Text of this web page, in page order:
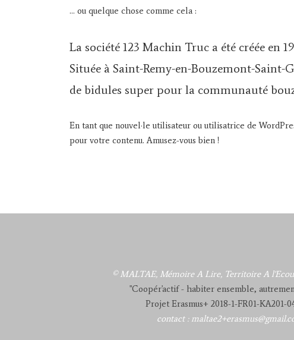
… ou quelque chose comme cela :
La société 123 Machin Truc a été créée en
Située à Saint-Remy-en-Bouzemont-Saint-
de bidules super pour la communauté
En tant que nouvel·le utilisateur ou utilisatrice de
pour votre contenu. Amusez-vous bien !
© MALTAE, Mémoire A Lire, Territoire A
"Coopér'actif - habiter ensemble,
Projet Erasmus+ 2018-1-FR01-KA201-
contact :